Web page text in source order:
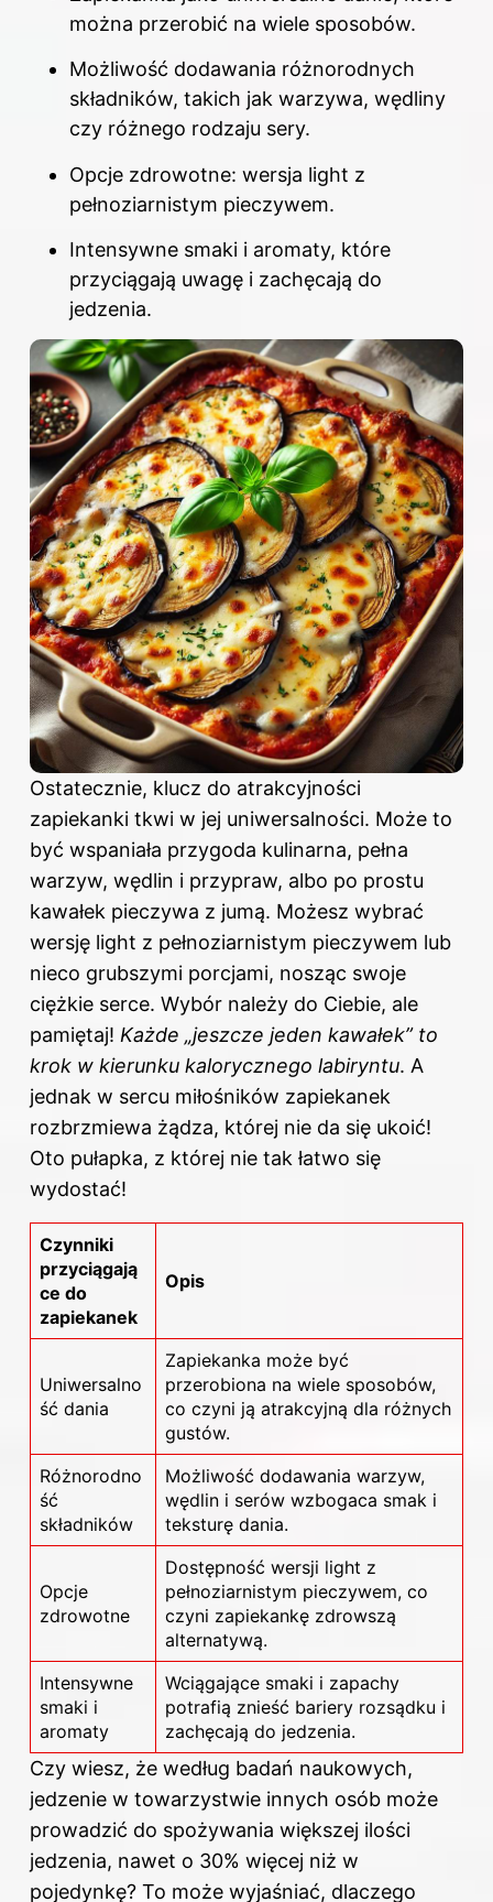
można przerobić na wiele sposobów.
Możliwość dodawania różnorodnych
składników, takich jak warzywa, wędliny
czy różnego rodzaju sery.
Opcje zdrowotne: wersja light z
pełnoziarnistym pieczywem.
Intensywne smaki i aromaty, które
przyciągają uwagę i zachęcają do
jedzenia.
Ostatecznie, klucz do atrakcyjności
zapiekanki tkwi w jej uniwersalności. Może to
być wspaniała przygoda kulinarna, pełna
warzyw, wędlin i przypraw, albo po prostu
kawałek pieczywa z jumą. Możesz wybrać
wersję light z pełnoziarnistym pieczywem lub
nieco grubszymi porcjami, nosząc swoje
ciężkie serce. Wybór należy do Ciebie, ale
pamiętaj! Każde „jeszcze jeden kawałek” to
krok w kierunku kalorycznego labiryntu. A
jednak w sercu miłośników zapiekanek
rozbrzmiewa żądza, której nie da się ukoić!
Oto pułapka, z której nie tak łatwo się
wydostać!
Czynniki
przyciągają
ce do
zapiekanek
Opis
Uniwersalno
ść dania
Zapiekanka może być
przerobiona na wiele sposobów,
co czyni ją atrakcyjną dla różnych
gustów.
Różnorodno
ść
składników
Możliwość dodawania warzyw,
wędlin i serów wzbogaca smak i
teksturę dania.
Opcje
zdrowotne
Dostępność wersji light z
pełnoziarnistym pieczywem, co
czyni zapiekankę zdrowszą
alternatywą.
Intensywne
smaki i
aromaty
Wciągające smaki i zapachy
potrafią znieść bariery rozsądku i
zachęcają do jedzenia.
Czy wiesz, że według badań naukowych,
jedzenie w towarzystwie innych osób może
prowadzić do spożywania większej ilości
jedzenia, nawet o 30% więcej niż w
pojedynkę? To może wyjaśniać, dlaczego